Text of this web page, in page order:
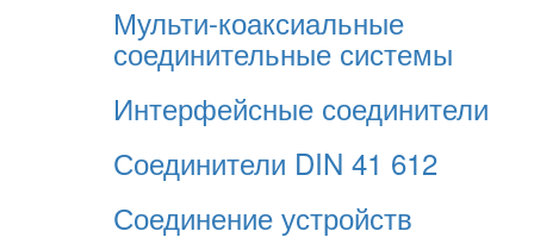
Мульти-коаксиальные
соединительные системы
Интерфейсные соединители
Соединители DIN 41 612
Соединение устройств